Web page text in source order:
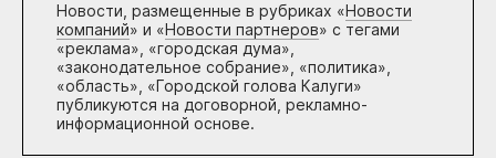
Новости, размещенные в рубриках «Новости
компаний» и «Новости партнеров» с тегами
«реклама», «городская дума»,
«законодательное собрание», «политика»,
«область», «Городской голова Калуги»
публикуются на договорной, рекламно-
информационной основе.